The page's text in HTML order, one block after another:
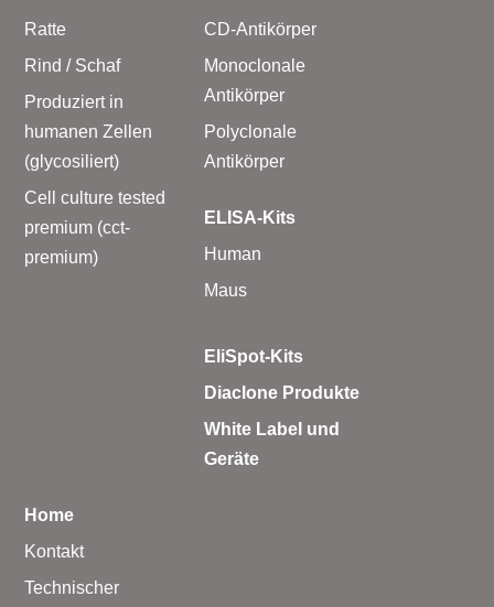
Ratte
Rind / Schaf
Produziert in
humanen Zellen
(glycosiliert)
Cell culture tested
premium (cct-
premium)
CD-Antikörper
Monoclonale
Antikörper
Polyclonale
Antikörper
ELISA-Kits
Human
Maus
EliSpot-Kits
Diaclone Produkte
White Label und
Geräte
Home
Kontakt
Technischer